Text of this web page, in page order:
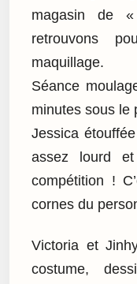
magasin de
retrouvons
maquillage.
Séance
minutes sous le
Jessica
assez lourd
compétition !
cornes du
Victoria et
costume,